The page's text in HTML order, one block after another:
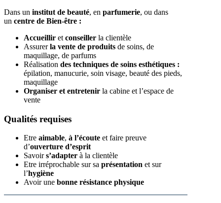
Dans un institut de beauté, en parfumerie, ou dans
un centre de Bien-être :
Accueillir et conseiller la clientèle
Assurerla vente de produits de soins, de
maquillage, de parfums
Réalisation des techniques de soins esthétiques :
épilation, manucurie, soin visage, beauté des pieds,
maquillage
Organiser et entretenir la cabine et l’espace de
vente
Qualités requises
Etre aimable, à l’écoute et faire preuve
d’ouverture d’esprit
Savoirs’adapter à la clientèle
Etre irréprochable sur sa présentation et sur
l’hygiène
Avoir une bonne résistance physique